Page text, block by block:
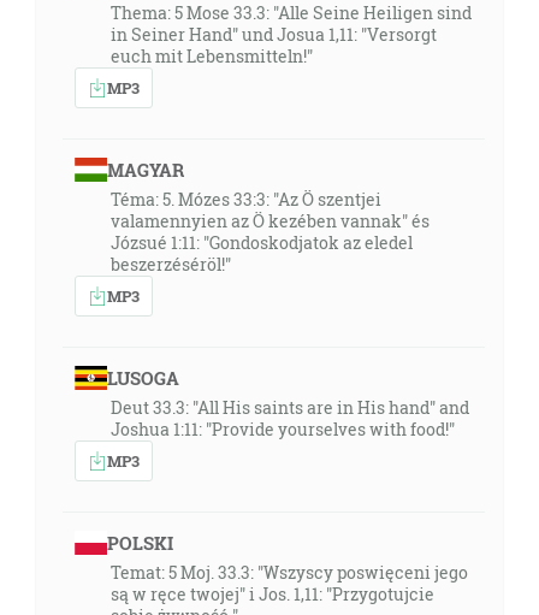
Thema: 5 Mose 33.3: "Alle Seine Heiligen sind
in Seiner Hand" und Josua 1,11: "Versorgt
euch mit Lebensmitteln!"
MP3
MAGYAR
Téma: 5. Mózes 33:3: "Az Ö szentjei
valamennyien az Ö kezében vannak" és
Józsué 1:11: "Gondoskodjatok az eledel
beszerzéséröl!"
MP3
LUSOGA
Deut 33.3: "All His saints are in His hand" and
Joshua 1:11: "Provide yourselves with food!"
MP3
POLSKI
Temat: 5 Moj. 33.3: "Wszyscy poswięceni jego
są w ręce twojej" i Jos. 1,11: "Przygotujcie